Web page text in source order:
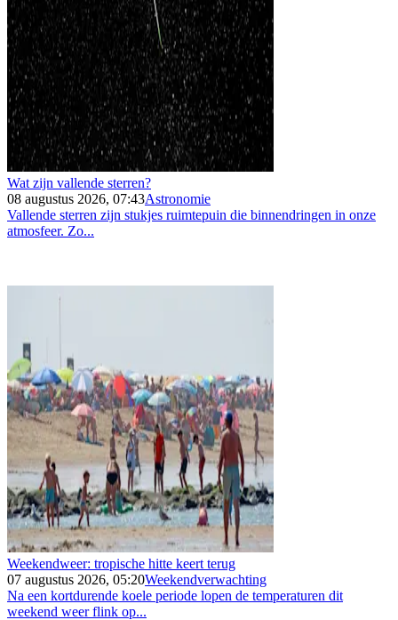
Wat zijn vallende sterren?
08 augustus 2026, 07:43Astronomie
Vallende sterren zijn stukjes ruimtepuin die binnendringen in onze
atmosfeer. Zo...
Weekendweer: tropische hitte keert terug
07 augustus 2026, 05:20Weekendverwachting
Na een kortdurende koele periode lopen de temperaturen dit
weekend weer flink op...